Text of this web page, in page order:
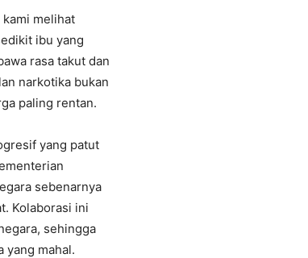
melihat
ibu yang
rasa takut dan
narkotika bukan
paling rentan.
yang patut
sebenarnya
Kolaborasi ini
sehingga
yang mahal.